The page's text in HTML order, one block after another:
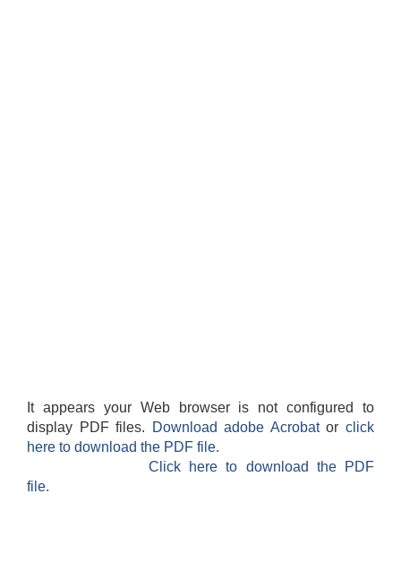
It appears your Web browser is not configured to
display PDF files.
Download adobe Acrobatorclick
here to download the PDF file.
Click here to download the PDF
file.